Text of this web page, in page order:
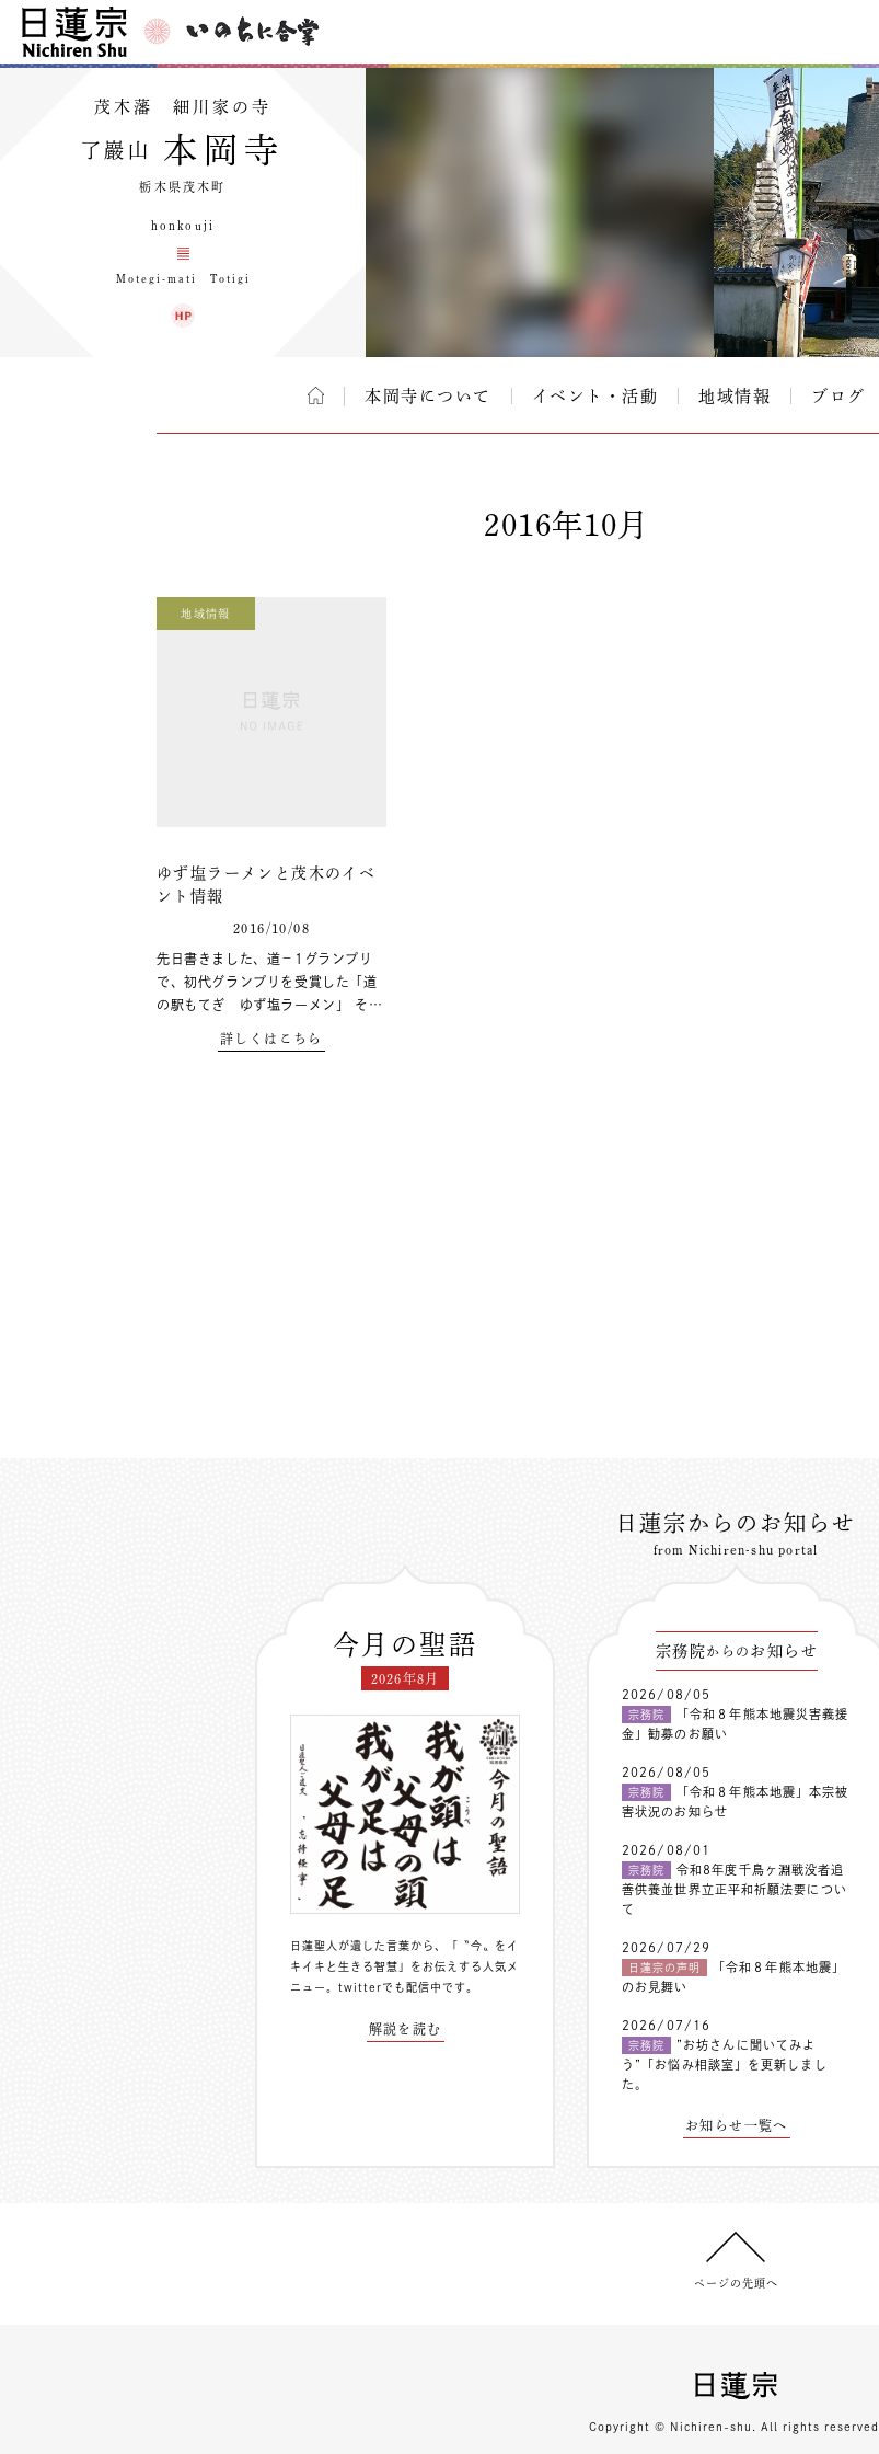
茂木藩 細川家の寺
了巖山 本岡寺
栃木県茂木町
honkouji
Motegi-mati Totigi
本岡寺について イベント・活動 地域情報 ブログ
2016年10月
地域情報
ゆず塩ラーメンと茂木のイベ
ント情報
2016/10/08
先日書きました、道－1グランプリ
で、初代グランプリを受賞した「道
の駅もてぎ ゆず塩ラーメン」 そ…
詳しくはこちら
日蓮宗からのお知らせ
from Nichiren-shu portal
今月の聖語
2026年8月
日蓮聖人が遺した言葉から、「〝今〟をイ
キイキと生きる智慧」をお伝えする人気メ
ニュー。 twitterでも配信中 です。
解説を読む
宗務院からの お知らせ
2026/08/05
宗務院
「令和８年熊本地震災害義援
金」勧募のお願い
2026/08/05
宗務院
「令和８年熊本地震」本宗被
害状況のお知らせ
2026/08/01
宗務院
令和8年度千鳥ヶ淵戦没者追
善供養並世界立正平和祈願法要につい
て
2026/07/29
日蓮宗の声明
「令和８年熊本地震」
のお見舞い
2026/07/16
宗務院
”お坊さんに聞いてみよ
う”「お悩み相談室」を更新しまし
た。
お知らせ一覧へ
ページの先頭へ
Copyright © Nichiren-shu. All rights reserved.